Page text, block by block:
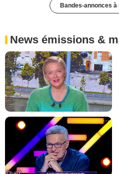
Bandes-annonces
News émissions &